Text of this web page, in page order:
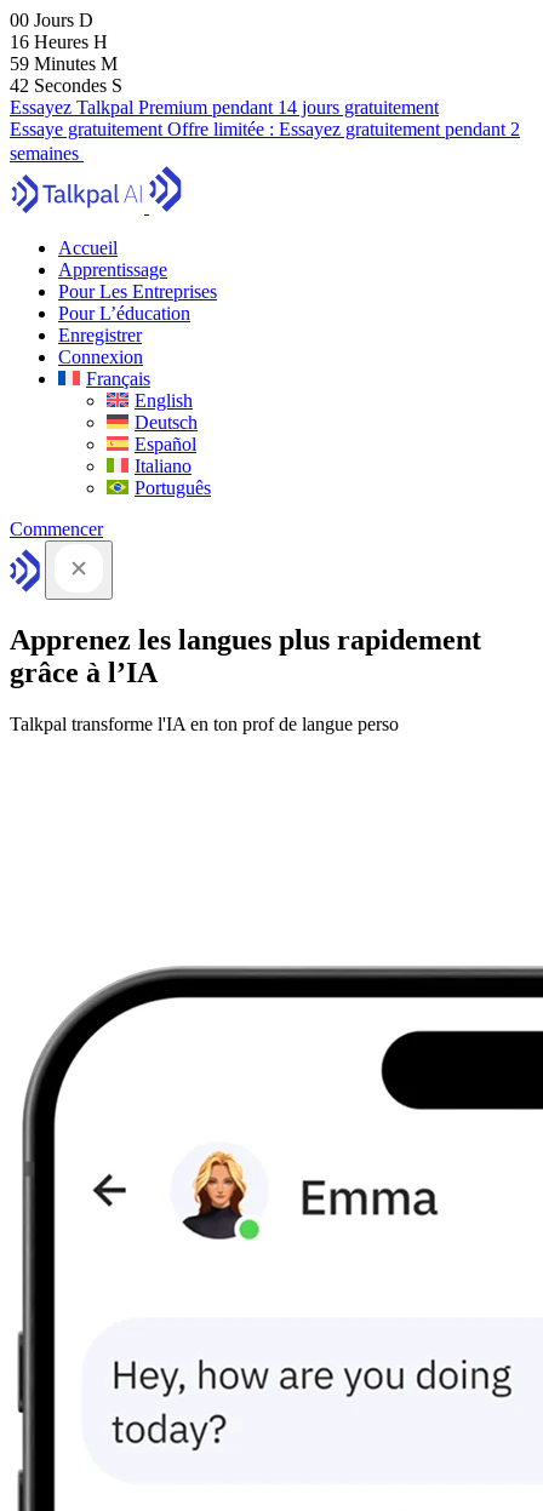
00 Jours D
16 Heures H
59 Minutes M
41 Secondes S
Essayez Talkpal Premium pendant 14 jours gratuitement
Essaye gratuitement Offre limitée : Essayez gratuitement pendant 2
semaines
Accueil
Apprentissage
Pour Les Entreprises
Pour L’éducation
Enregistrer
Connexion
Français
English
Deutsch
Español
Italiano
Português
Commencer
Apprenez les langues plus rapidement
grâce à l’IA
Talkpal transforme l'IA en ton prof de langue perso